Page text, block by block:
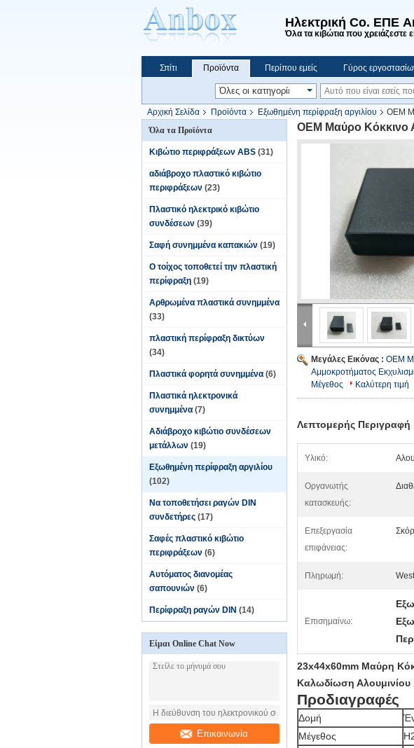
Ηλεκτρική Co. ΕΠΕ
Όλα τα κιβώτια που χρειάζεστε
Σπίτι Προϊόντα Περίπου εμείς Γύρος
Να ψωνίσει on-line
Αρχική Σελίδα Προϊόντα Εξωθημένη περίφραξη αργιλίου
OEM
Όλα τα Προϊόντα
Κιβώτιο περιφράξεων ABS (31)
αδιάβροχο πλαστικό κιβώτιο
περιφράξεων (23)
Πλαστικό ηλεκτρικό κιβώτιο
συνδέσεων (39)
Σαφή συνημμένα καπακιών (19)
Ο τοίχος τοποθετεί την πλαστική
περίφραξη (19)
Αρθρωμένα πλαστικά συνημμένα
(33)
πλαστική περίφραξη δικτύων
(34)
Πλαστικά φορητά συνημμένα (6)
Πλαστικά ηλεκτρονικά
συνημμένα (7)
Αδιάβροχο κιβώτιο συνδέσεων
μετάλλων (19)
Εξωθημένη περίφραξη αργιλίου
(102)
Να τοποθετήσει ραγών DIN
συνδετήρες (17)
Σαφές πλαστικό κιβώτιο
περιφράξεων (6)
Αυτόματος διανομέας
σαπουνιών (6)
Περίφραξη ραγών DIN (14)
Είμαι Online Chat Now
Επικοινωνία
OEM Μαύρο Κόκκινο
Μεγάλες Εικόνας : OEM
Αμμοκροτήματος
Μέγεθος
Καλύτερη τιμή
Λεπτομερής Περιγραφή
Υλικό:
Οργανωτής
κατασκευής:
Επεξεργασία
επιφάνειας:
Πληρωμή:
Επισημαίνω:
23x44x60mm Μαύρη
Καλωδίωση Αλουμινίου
Προδιαγραφές
Δομή
Μέγεθος